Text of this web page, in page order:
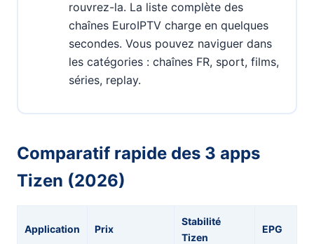
rouvrez-la. La liste complète des
chaînes EuroIPTV charge en quelques
secondes. Vous pouvez naviguer dans
les catégories : chaînes FR, sport, films,
séries, replay.
Comparatif rapide des 3 apps
Tizen (2026)
Application Prix
Stabilité
Tizen
EPG